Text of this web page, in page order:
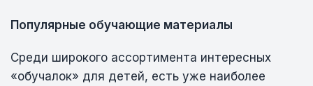
Популярные обучающие материалы
Среди широкого ассортимента интересных
«обучалок» для детей, есть уже наиболее